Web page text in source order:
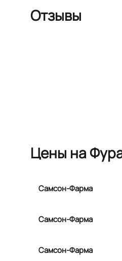
Отзывы
Цены на
Самсон-Фарма
Самсон-Фарма
Самсон-Фарма